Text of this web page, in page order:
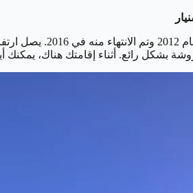
رائع. أثناء إقامتك هناك، يمكنك أيضًا